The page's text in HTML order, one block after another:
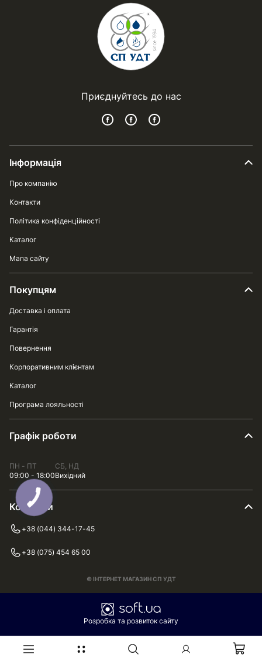
Приєднуйтесь до нас
Інформація
Про компанію
Контакти
Політика конфіденційності
Каталог
Мапа сайту
Покупцям
Доставка і оплата
Гарантія
Повернення
Корпоративним клієнтам
Каталог
Програма лояльності
Графік роботи
ПН - ПТ
09:00 - 18:00
СБ, НД
Вихідний
Контакти
+38 (044) 344-17-45
+38 (075) 454 65 00
© ІНТЕРНЕТ МАГАЗИН СП УДТ
Розробка та розвиток сайту